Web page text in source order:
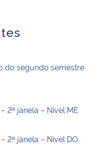
Humanos
do segundo semestre
2ª janela – Nível ME
2ª janela – Nível DO